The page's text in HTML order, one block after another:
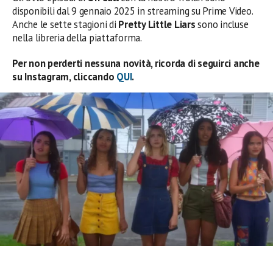
disponibili dal 9 gennaio 2025 in streaming su Prime Video.
Anche le sette stagioni di Pretty Little Liarssono incluse
nella libreria della piattaforma.
Per non perderti nessuna novità, ricorda di seguirci anche
su Instagram, cliccando QUI.